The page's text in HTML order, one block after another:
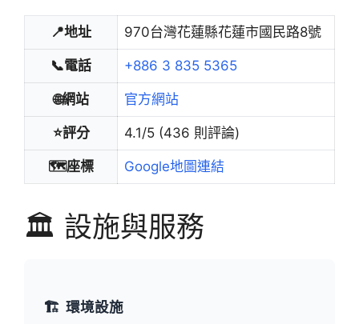
📍地址 970台灣花蓮縣花蓮市國民路8號
📞電話 +886 3 835 5365
🌐網站 官方網站
⭐評分 4.1/5 (436 則評論)
🗺️座標 Google地圖連結
🏛️ 設施與服務
🏗️ 環境設施